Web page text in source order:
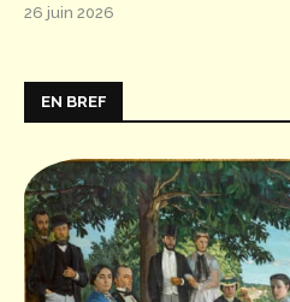
26 juin 2026
EN BREF